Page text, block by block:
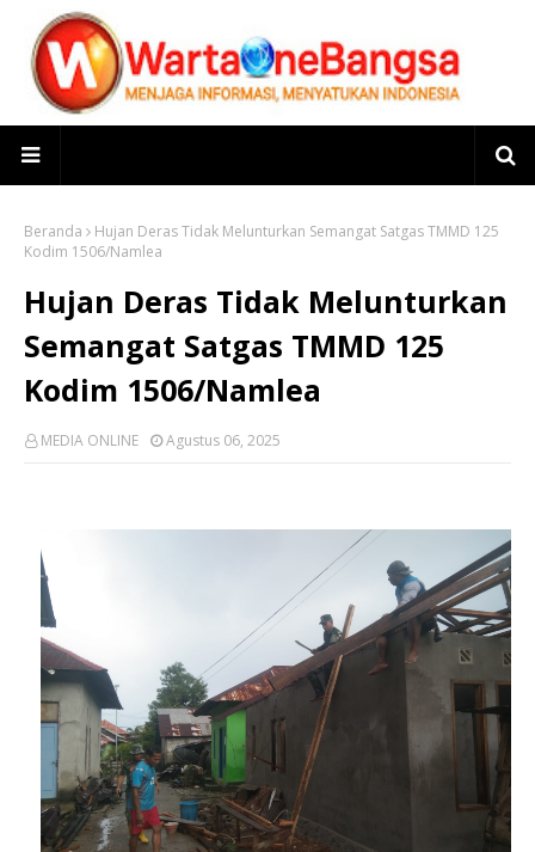
Beranda
Hujan Deras Tidak Melunturkan Semangat Satgas TMMD 125
Kodim 1506/Namlea
Hujan Deras Tidak Melunturkan
Semangat Satgas TMMD 125
Kodim 1506/Namlea
MEDIA ONLINE Agustus 06, 2025